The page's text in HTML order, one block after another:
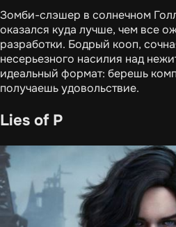
Зомби-слэшер в солнечном
оказался куда лучше, чем все
разработки. Бодрый кооп,
несерьезного насилия над
идеальный формат: берешь
получаешь удовольствие.
Lies of P